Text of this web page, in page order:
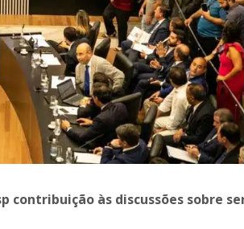
contribuição às discussões sobre